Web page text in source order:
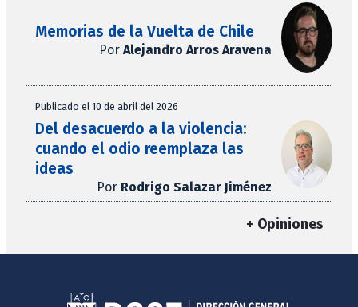
Memorias de la Vuelta de Chile
Por Alejandro Arros Aravena
Publicado el 10 de abril del 2026
Del desacuerdo a la violencia:
cuando el odio reemplaza las
ideas
Por Rodrigo Salazar Jiménez
+ Opiniones